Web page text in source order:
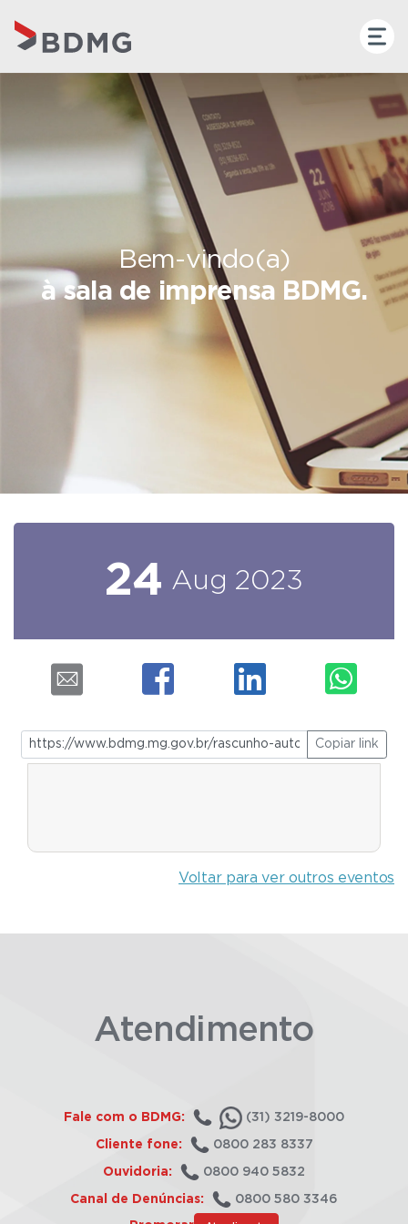
Bem-vindo(a)
à sala de imprensa BDMG.
24 Aug 2023
Copiar link
Voltar para ver outros eventos
Atendimento
Fale com o BDMG: (31) 3219-8000
Cliente fone: 0800 283 8337
Ouvidoria: 0800 940 5832
Canal de Denúncias: 0800 580 3346